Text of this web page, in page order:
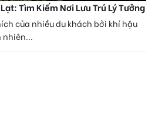
Tìm Kiếm Nơi Lưu Trú Lý Tưởng
của nhiều du khách bởi khí hậu
nhiên...